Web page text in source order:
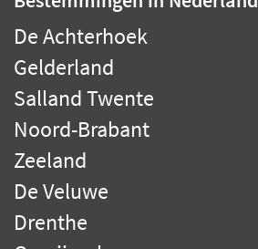
De Achterhoek
Gelderland
Salland Twente
Noord-Brabant
Zeeland
De Veluwe
Drenthe